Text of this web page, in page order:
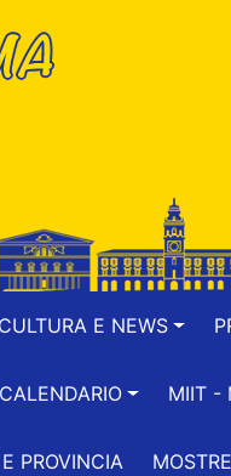
E NEWS
MIIT -
PROVINCIA